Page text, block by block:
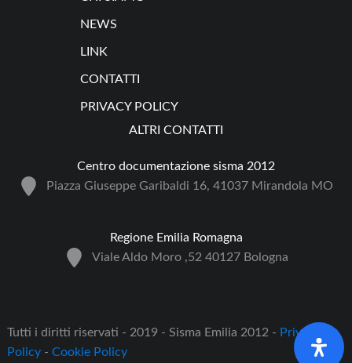
NEWS
LINK
CONTATTI
PRIVACY POLICY
ALTRI CONTATTI
Centro documentazione sisma 2012
Piazza Giuseppe Garibaldi 16, 41037 Mirandola MO
Regione Emilia Romagna
Viale Aldo Moro ,52 40127 Bologna
Tutti i diritti riservati - 2019 - Sisma Emilia 2012 - Privacy
Policy -Cookie Policy